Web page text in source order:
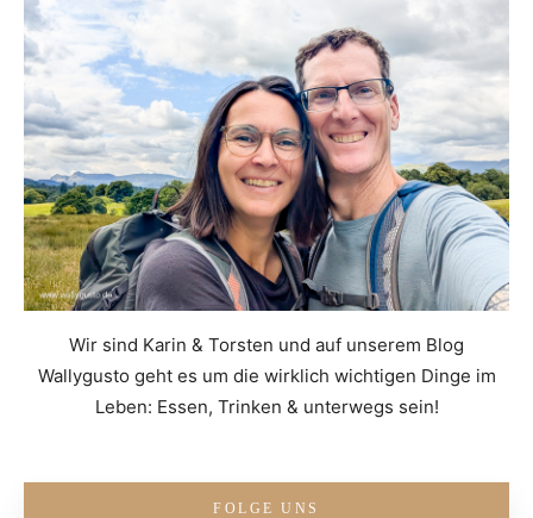
Wir sind Karin & Torsten und auf unserem Blog
Wallygusto geht es um die wirklich wichtigen Dinge im
Leben: Essen, Trinken & unterwegs sein!
FOLGE UNS